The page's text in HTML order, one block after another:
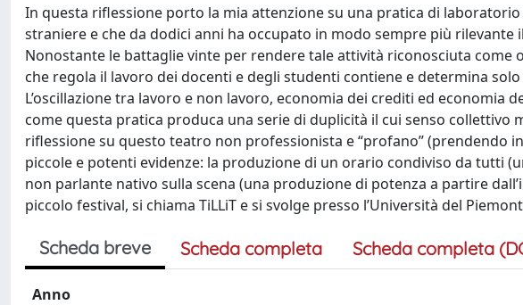
In questa riflessione porto la mia attenzione su una pratica di
straniere e che da dodici anni ha occupato in modo sempre più
Nonostante le battaglie vinte per rendere tale attività riconosciuta come
che regola il lavoro dei docenti e degli studenti contiene e determina
L’oscillazione tra lavoro e non lavoro, economia dei crediti ed economia
come questa pratica produca una serie di duplicità il cui senso collettivo
riflessione su questo teatro non professionista e “profano” (prendendo
piccole e potenti evidenze: la produzione di un orario condiviso da tutti
non parlante nativo sulla scena (una produzione di potenza a partire
piccolo festival, si chiama TiLLiT e si svolge presso l’Università del
Scheda breve Scheda completa Scheda completa
Anno